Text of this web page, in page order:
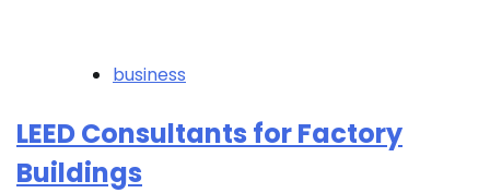
business
LEED Consultants for Factory
Buildings